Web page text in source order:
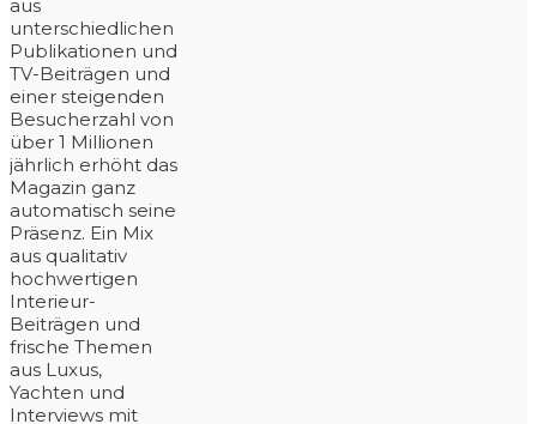
aus
unterschiedlichen
Publikationen und
TV-Beiträgen und
einer steigenden
Besucherzahl von
über 1 Millionen
jährlich erhöht das
Magazin ganz
automatisch seine
Präsenz. Ein Mix
aus qualitativ
hochwertigen
Interieur-
Beiträgen und
frische Themen
aus Luxus,
Yachten und
Interviews mit